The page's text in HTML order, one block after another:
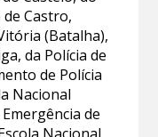
Castro,
(Batalha),
da Polícia de
de Polícia
Nacional
de